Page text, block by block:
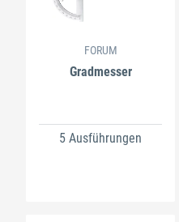
FORUM
Gradmesser
5 Ausführungen